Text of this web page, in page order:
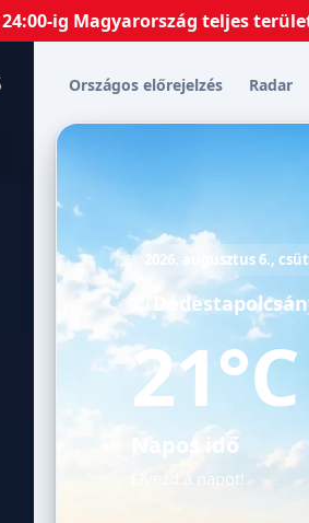
teljes területén
Országos előrejelzés Radar
2026. augusztus 6.,
21°C
Napos idő
Élvezd a napot!